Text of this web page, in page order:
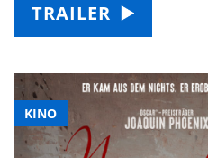
KINO
TRAILER